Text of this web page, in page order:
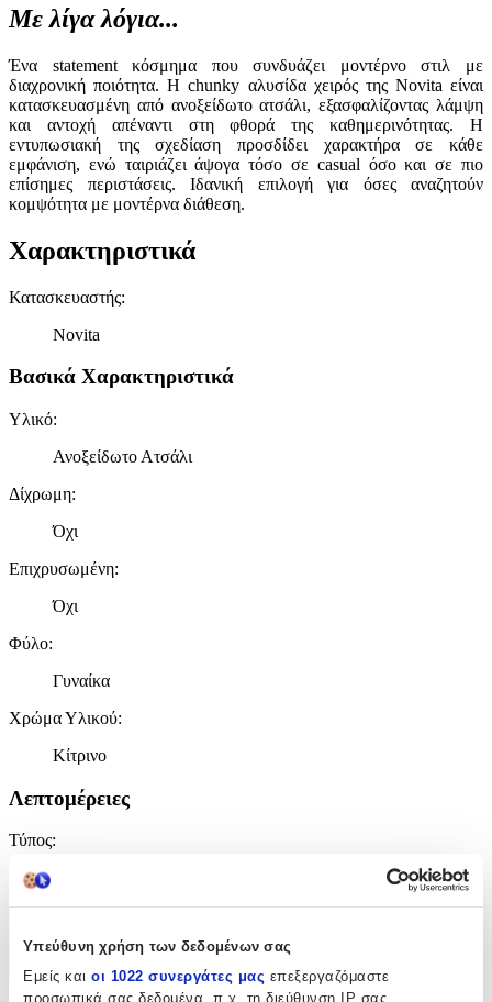
Υπεύθυνη χρήση των δεδομένων σας
Εμείς και οι 1022 συνεργάτες μας επεξεργαζόμαστε
προσωπικά σας δεδομένα, π.χ. τη διεύθυνση IP σας,
Με λίγα λόγια...
Ένα statement κόσμημα που συνδυάζει μοντέρνο στιλ με
διαχρονική ποιότητα. Η chunky αλυσίδα χειρός της Novita είναι
κατασκευασμένη από ανοξείδωτο ατσάλι, εξασφαλίζοντας λάμψη
και αντοχή απέναντι στη φθορά της καθημερινότητας. Η
εντυπωσιακή της σχεδίαση προσδίδει χαρακτήρα σε κάθε
εμφάνιση, ενώ ταιριάζει άψογα τόσο σε casual όσο και σε πιο
επίσημες περιστάσεις. Ιδανική επιλογή για όσες αναζητούν
κομψότητα με μοντέρνα διάθεση.
Χαρακτηριστικά
Κατασκευαστής:
Novita
Βασικά Χαρακτηριστικά
Υλικό:
Ανοξείδωτο Ατσάλι
Δίχρωμη:
Όχι
Επιχρυσωμένη:
Όχι
Φύλο:
Γυναίκα
Χρώμα Υλικού:
Κίτρινο
Λεπτομέρειες
Τύπος:
Χαρακτηριστικά
+